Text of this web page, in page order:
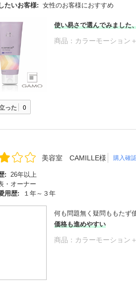
たいお客様: 女性のお客様におすすめ
使い易さで選んでみました
商品： カラーモーショ
った 0
美容室 CAMILLE様 購入確
:
26年以上
・オーナー
用歴:
１年～３年
何も問題無く疑問ももたず
価格も進めやすい
商品： カラーモーショ